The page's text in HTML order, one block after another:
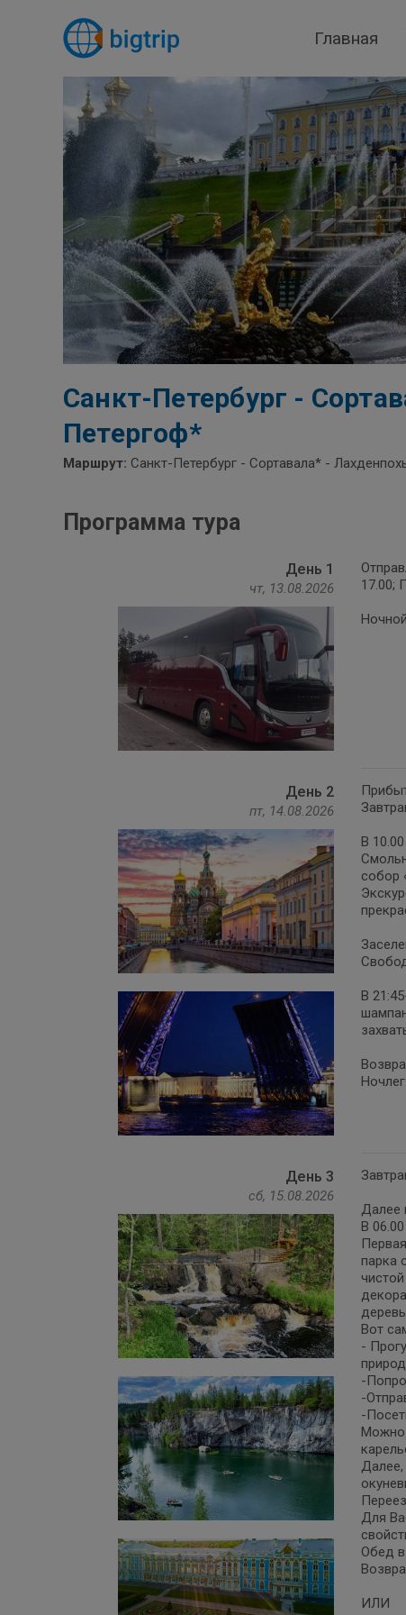
Главная
Санкт-Петербург -
Петергоф*
Маршрут: Санкт-Петербург - Сортавала* -
Программа тура
День 1
чт, 13.08.2026
17.00;
День 2
пт, 14.08.2026
В
собор
В
Ночлег.
День 3
сб, 15.08.2026
Далее
В
парка
Вот
-
-
-
-
Можно
Для
Обед
ИЛИ